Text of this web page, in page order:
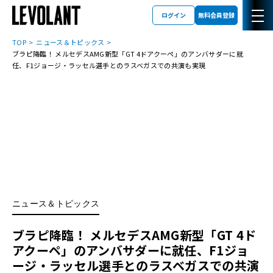
ログイン 無料会員登録
TOP
ニュース＆トピックス
ブラピ降臨！ メルセデスAMG新型「GT 4ドアクーペ」のアンバサダーに就
任、F1ジョージ・ラッセル選手とのラスベガスでの共演も実現
ニュース＆トピックス
ブラピ降臨！ メルセデスAMG新型「GT 4ド
アクーペ」のアンバサダーに就任、F1ジョ
ージ・ラッセル選手とのラスベガスでの共演